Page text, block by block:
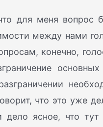
для меня вопрос
между нами
конечно,
что это уже
ясное, что тут